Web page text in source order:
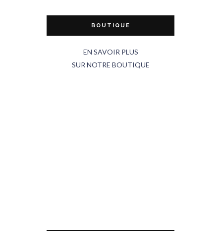
BOUTIQUE
EN SAVOIR PLUS
SUR NOTRE BOUTIQUE